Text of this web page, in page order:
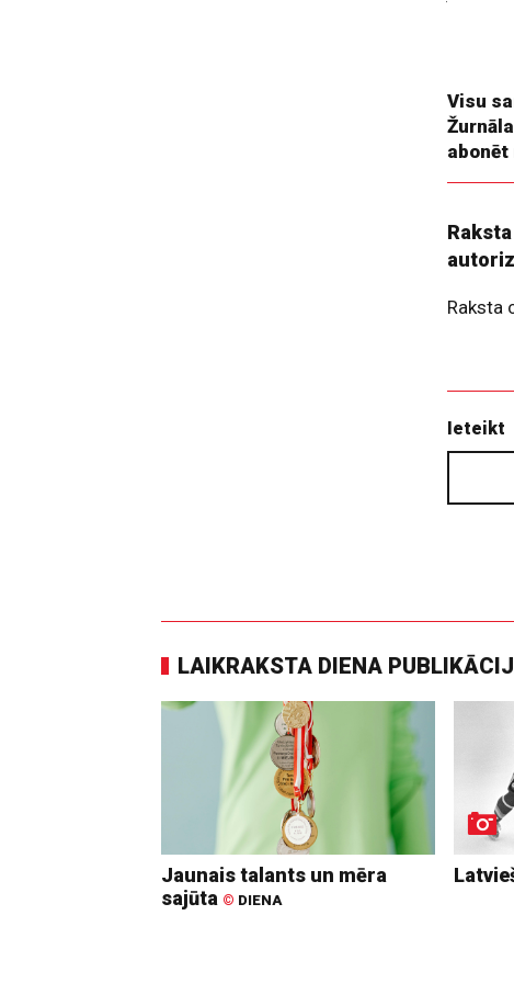
Visu
Raksta
Ieteikt
LAIKRAKSTA DIENA
Jaunais talants un mēra
sajūta © DIENA